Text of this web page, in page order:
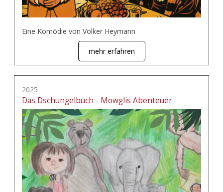
Eine Komödie von Volker Heymann
mehr erfahren
2025
Das Dschungelbuch - Mowglis Abenteuer